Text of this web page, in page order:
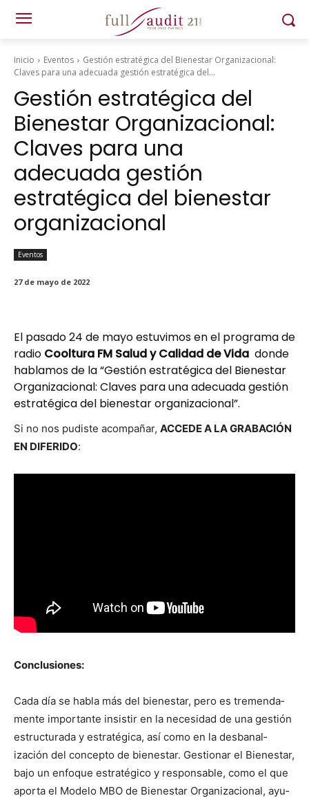
Inicio Eventos
Gestión estratégica del Bienestar Organizacional:
Claves para una adecuada gestión estratégica del...
Gestión estratégica del
Bienestar Organizacional:
Claves para una
adecuada gestión
estratégica del bienestar
organizacional
Eventos
27 de mayo de 2022
El pasado 24 de mayo estuvimos en el programa de
radio Cooltura FM Salud y Calidad de Vida donde
hablamos de la “Gestión estratégica del Bienestar
Organizacional: Claves para una adecuada gestión
estratégica del bienestar organizacional”.
Si no nos pud­iste acom­pañar, ACCEDE A LA GRABACIÓN
EN DIFERIDO:
Con­clu­siones:
Cada día se habla más del bien­es­tar, pero es tremen­da­
mente impor­tante insi­s­tir en la necesi­dad de una gestión
estruc­tura­da y estratég­i­ca, así como en la des­banal­
ización del con­cep­to de bien­es­tar. Ges­tionar el Bien­es­tar,
bajo un enfoque estratégi­co y respon­s­able, como el que
apor­ta el Mod­e­lo MBO de Bien­es­tar Orga­ni­za­cional, ayu­